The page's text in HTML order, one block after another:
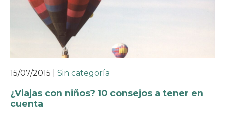
15/07/2015 Sin categoría
¿Viajas con niños? 10 consejos a tener en
cuenta